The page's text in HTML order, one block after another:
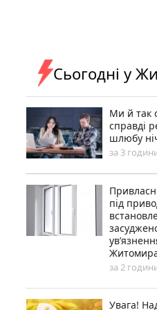
Сьогодні у
Ми й так
справді
шлюбу
за 3
під
за 2
Увага!